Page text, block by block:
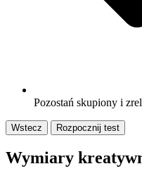
Pozostań skupiony i
Wstecz Rozpocznij test
Wymiary